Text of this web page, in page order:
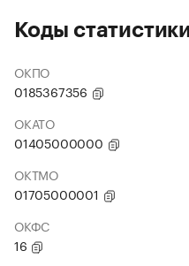
Коды
ОКПО
0185367356
ОКАТО
01405000000
ОКТМО
01705000001
ОКФС
16